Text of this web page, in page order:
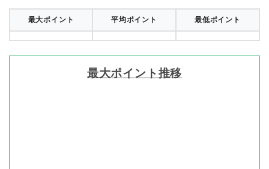
最大ポイント 平均ポイント 最低ポイント
最大ポイント推移